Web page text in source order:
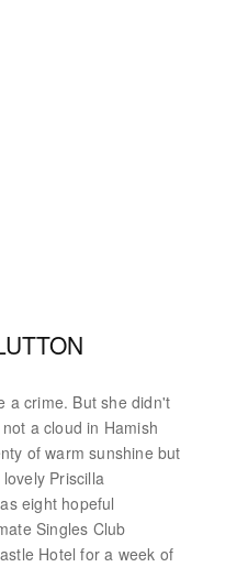
a crime. But she didn't
a cloud in Hamish
of warm sunshine but
Priscilla
eight hopeful
Singles Club
Hotel for a week of